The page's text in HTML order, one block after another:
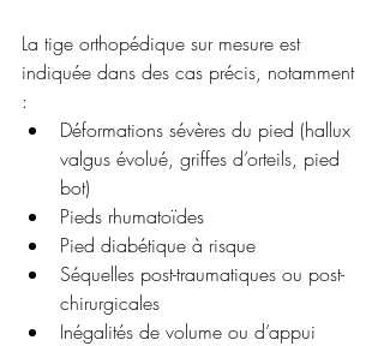
La tige orthopédique sur mesure est
indiquée dans des cas précis, notamment
:
Déformations sévères du pied (hallux
valgus évolué, griffes d’orteils, pied
bot)
Pieds rhumatoïdes
Pied diabétique à risque
Séquelles post-traumatiques ou post-
chirurgicales
Inégalités de volume ou d’appui